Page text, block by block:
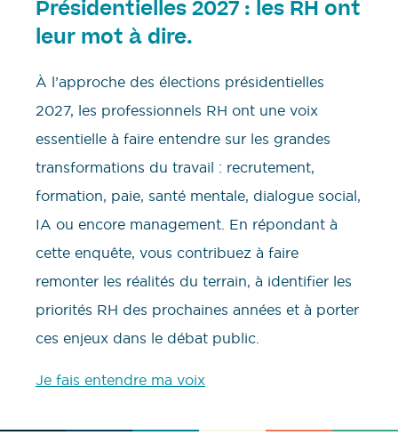
Présidentielles 2027 : les RH ont
leur mot à dire.
À l’approche des élections présidentielles
2027, les professionnels RH ont une voix
essentielle à faire entendre sur les grandes
transformations du travail : recrutement,
formation, paie, santé mentale, dialogue social,
IA ou encore management. En répondant à
cette enquête, vous contribuez à faire
remonter les réalités du terrain, à identifier les
priorités RH des prochaines années et à porter
ces enjeux dans le débat public.
Je fais entendre ma voix